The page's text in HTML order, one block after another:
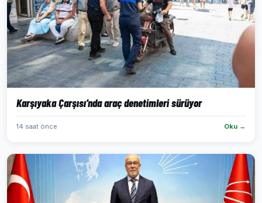
Karşıyaka Çarşısı’nda araç denetimleri sürüyor
14 saat önce Oku →